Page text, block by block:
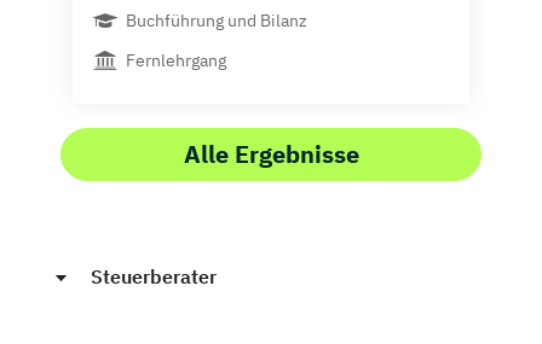
Buchführung und Bilanz
Fernlehrgang
Alle Ergebnisse
Steuerberater